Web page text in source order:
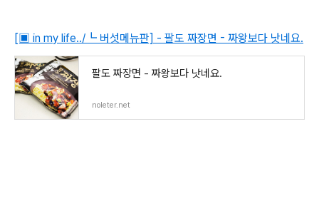
[▣ in my life../┗ 버섯메뉴판] - 팔도 짜장면 - 짜왕보다 낫네요.
팔도 짜장면 - 짜왕보다 낫네요.
noleter.net